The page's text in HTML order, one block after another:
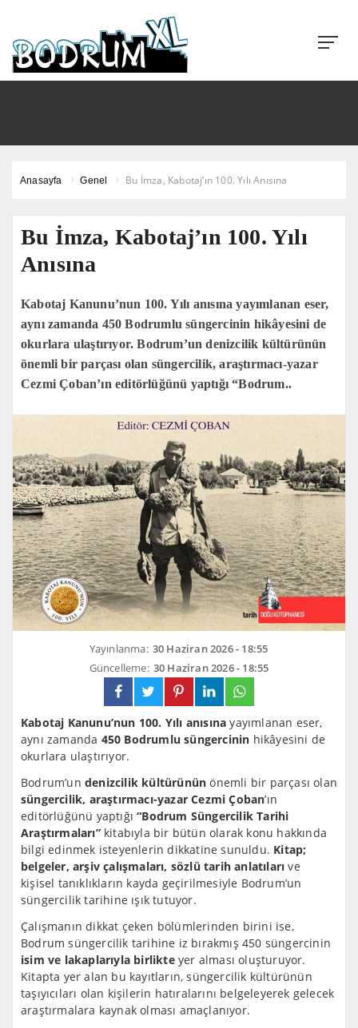
Anasayfa Genel Bu İmza, Kabotaj’ın 100. Yılı Anısına
Bu İmza, Kabotaj’ın 100. Yılı
Anısına
Kabotaj Kanunu’nun 100. Yılı anısına yayımlanan eser,
aynı zamanda 450 Bodrumlu süngercinin hikâyesini de
okurlara ulaştırıyor. Bodrum’un denizcilik kültürünün
önemli bir parçası olan süngercilik, araştırmacı-yazar
Cezmi Çoban’ın editörlüğünü yaptığı “Bodrum..
Yayınlanma: 30 Haziran 2026 - 18:55
Güncelleme: 30 Haziran 2026 - 18:55
Kabotaj Kanunu’nun 100. Yılı anısına yayımlanan eser,
aynı zamanda 450 Bodrumlu süngercinin hikâyesini de
okurlara ulaştırıyor.
Bodrum’un denizcilik kültürünün önemli bir parçası olan
süngercilik, araştırmacı-yazar Cezmi Çoban’ın
editörlüğünü yaptığı“Bodrum Süngercilik Tarihi
Araştırmaları”kitabıyla bir bütün olarak konu hakkında
bilgi edinmek isteyenlerin dikkatine sunuldu. Kitap;
belgeler, arşiv çalışmaları, sözlü tarih anlatıları ve
kişisel tanıklıkların kayda geçirilmesiyle Bodrum’un
süngercilik tarihine ışık tutuyor.
Çalışmanın dikkat çeken bölümlerinden birini ise,
Bodrum süngercilik tarihine iz bırakmış 450 süngercinin
isim ve lakaplarıyla birlikteyer alması oluşturuyor.
Kitapta yer alan bu kayıtların, süngercilik kültürünün
taşıyıcıları olan kişilerin hatıralarını belgeleyerek gelecek
araştırmalara kaynak olması amaçlanıyor.